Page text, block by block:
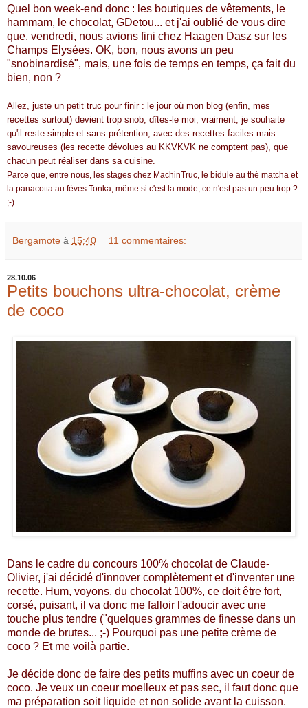
Quel bon week-end donc : les boutiques de vêtements, le
hammam, le chocolat, GDetou... et j'ai oublié de vous dire
que, vendredi, nous avions fini chez Haagen Dasz sur les
Champs Elysées. OK, bon, nous avons un peu
"snobinardisé", mais, une fois de temps en temps, ça fait du
bien, non ?
Allez, juste un petit truc pour finir : le jour où mon blog (enfin, mes
recettes surtout) devient trop snob, dîtes-le moi, vraiment, je souhaite
qu'il reste simple et sans prétention, avec des recettes faciles mais
savoureuses (les recette dévolues au KKVKVK ne comptent pas), que
chacun peut réaliser dans sa cuisine.
Parce que, entre nous, les stages chez MachinTruc, le bidule au thé matcha et
la panacotta au fèves Tonka, même si c'est la mode, ce n'est pas un peu trop ?
;-)
Bergamote à 15:40 11 commentaires:
28.10.06
Petits bouchons ultra-chocolat, crème
de coco
Dans le cadre du concours 100% chocolat de Claude-
Olivier, j'ai décidé d'innover complètement et d'inventer une
recette. Hum, voyons, du chocolat 100%, ce doit être fort,
corsé, puisant, il va donc me falloir l'adoucir avec une
touche plus tendre ("quelques grammes de finesse dans un
monde de brutes... ;-) Pourquoi pas une petite crème de
coco ? Et me voilà partie.
Je décide donc de faire des petits muffins avec un coeur de
coco. Je veux un coeur moelleux et pas sec, il faut donc que
ma préparation soit liquide et non solide avant la cuisson.